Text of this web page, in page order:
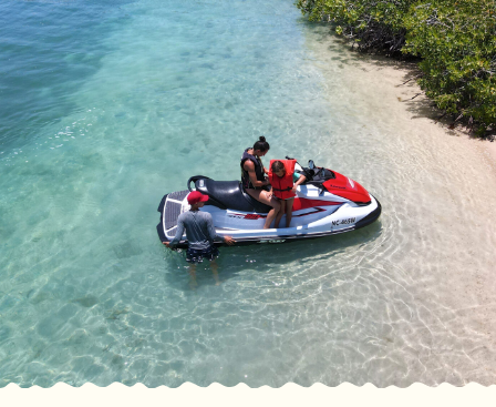
NL
TRIPS
CHARTERS
OVER ONS
TIPS
CONTACT